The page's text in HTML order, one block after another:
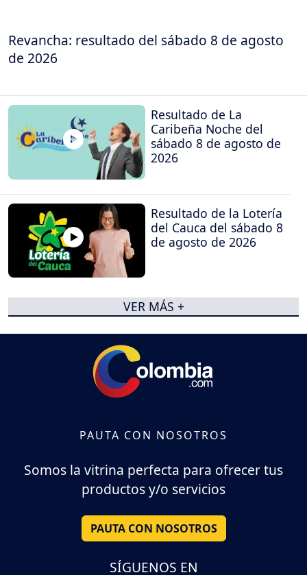
Revancha: resultado del sábado 8 de agosto
de 2026
Resultado de La
Caribeña Noche del
sábado 8 de agosto de
2026
Resultado de la Lotería
del Cauca del sábado 8
de agosto de 2026
VER MÁS +
PAUTA CON NOSOTROS
Somos la vitrina perfecta para ofrecer tus
productos y/o servicios
PAUTA CON NOSOTROS
SÍGUENOS EN